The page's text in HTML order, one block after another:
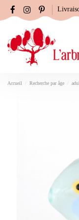
Accueil Recherche par âge